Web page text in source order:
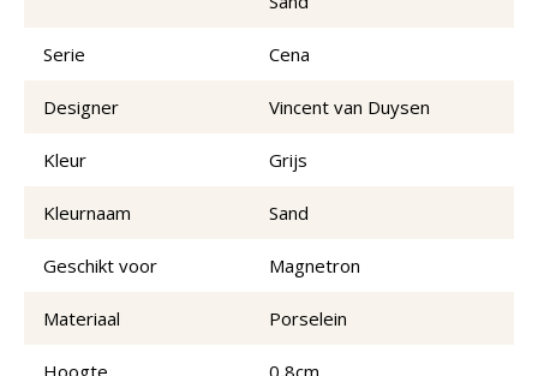
Serie Cena
Designer Vincent van Duysen
Kleur Grijs
Kleurnaam Sand
Geschikt voor Magnetron
Materiaal Porselein
Hoogte 0,8cm